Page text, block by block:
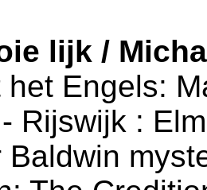
lijk /
het Engels:
Rijswijk :
Baldwin